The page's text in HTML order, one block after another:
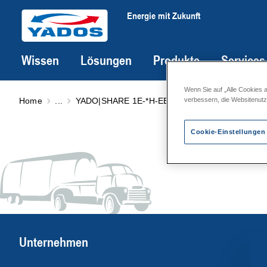
Energie mit Zukunft
Wissen Lösungen Produkte Services
Home YADO|SHARE 1E-*H-EEV
Unternehmen
Wenn Sie auf „Alle Cookies
verbessern, die
Cookie-Einstellungen